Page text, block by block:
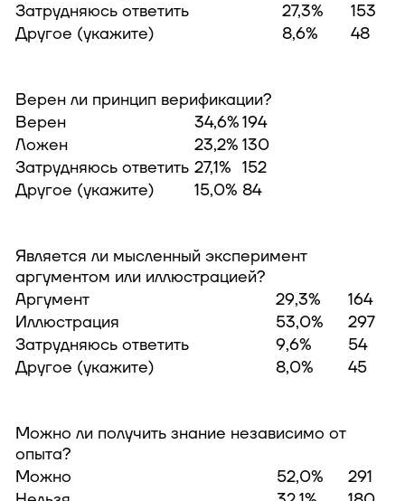
Затрудняюсь ответить
27,3%
153
Другое (укажите)
8,6% 48
Верен ли принцип верификации?
Верен
34,6%194
Ложен
23,2% 130
Затрудняюсь ответить 27,1% 152
Другое (укажите)
15,0% 84
Является ли мысленный эксперимент
аргументом или иллюстрацией?
Аргумент
29,3%
164
Иллюстрация
53,0%
297
Затрудняюсь ответить
9,6%
54
Другое (укажите)
8,0% 45
Можно ли получить знание независимо от
опыта?
Можно
52,0%
291